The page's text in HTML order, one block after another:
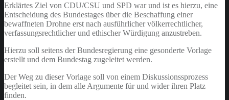
Erklärtes Ziel von CDU/CSU und SPD war und ist es hierzu, eine
Entscheidung des Bundestages über die Beschaffung einer
bewaffneten Drohne erst nach ausführlicher völkerrechtlicher,
verfassungsrechtlicher und ethischer Würdigung anzustreben.
Hierzu soll seitens der Bundesregierung eine gesonderte Vorlage
erstellt und dem Bundestag zugeleitet werden.
Der Weg zu dieser Vorlage soll von einem Diskussionssprozess
begleitet sein, in dem alle Argumente für und wider ihren Platz
finden.